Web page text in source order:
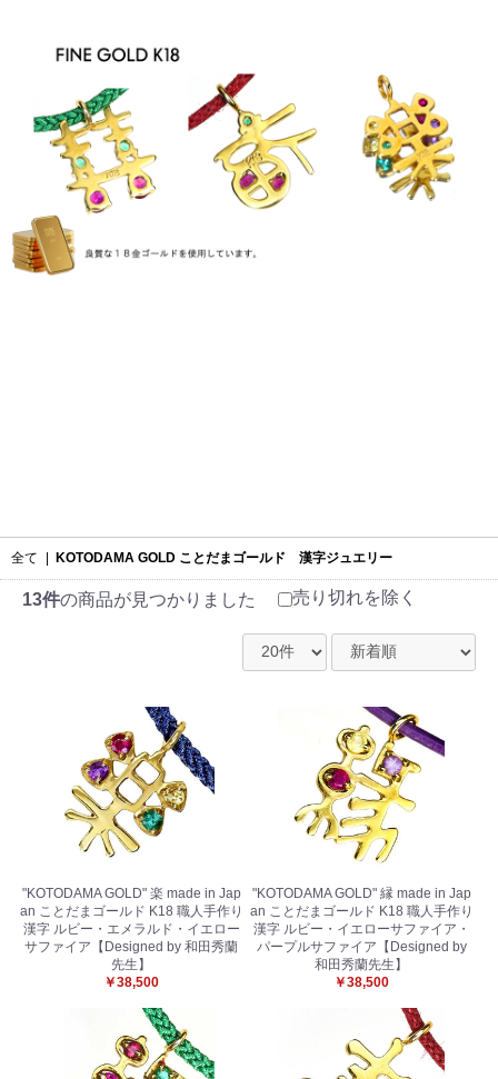
全て | KOTODAMA GOLD ことだまゴールド 漢字ジュエリー
13件の商品が見つかりました 売り切れを除く
"KOTODAMA GOLD" 楽 made in Jap
an ことだまゴールド K18 職人手作り
漢字 ルビー・エメラルド・イエロー
サファイア【Designed by 和田秀蘭
先生】
￥38,500
"KOTODAMA GOLD" 縁 made in Jap
an ことだまゴールド K18 職人手作り
漢字 ルビー・イエローサファイア・
パープルサファイア【Designed by
和田秀蘭先生】
￥38,500